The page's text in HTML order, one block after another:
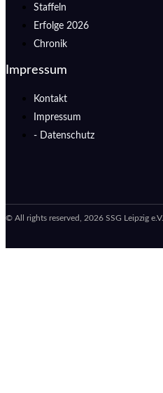
Staffeln
Erfolge 2026
Chronik
Impressum
Kontakt
Impressum
- Datenschutz
© All rights reserved, 2026 SSG Leipzig e.V.